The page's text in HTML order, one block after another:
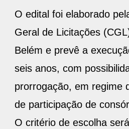
O edital foi elaborado
Geral de Licitações
Belém e prevê a
seis anos, com
prorrogação, em regime
de participação de
O critério de escolha